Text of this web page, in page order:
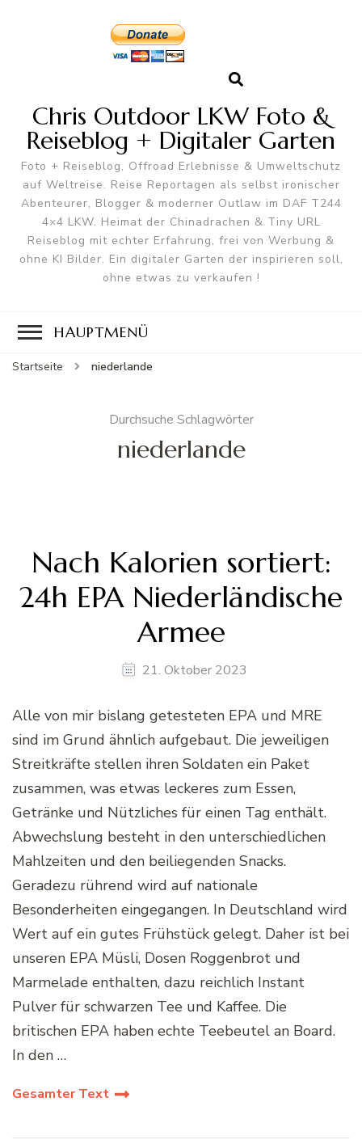
Chris Outdoor LKW Foto &
Reiseblog + Digitaler Garten
Foto + Reiseblog, Offroad Erlebnisse & Umweltschutz
auf Weltreise. Reise Reportagen als selbst ironischer
Abenteurer, Blogger & moderner Outlaw im DAF T244
4×4 LKW. Heimat der Chinadrachen & Tiny URL
Reiseblog mit echter Erfahrung, frei von Werbung &
ohne KI Bilder. Ein digitaler Garten der inspirieren soll,
ohne etwas zu verkaufen !
HAUPTMENÜ
Startseite niederlande
Durchsuche Schlagwörter
niederlande
Nach Kalorien sortiert:
24h EPA Niederländische
Armee
21. Oktober 2023
Alle von mir bislang getesteten EPA und MRE
sind im Grund ähnlich aufgebaut. Die jeweiligen
Streitkräfte stellen ihren Soldaten ein Paket
zusammen, was etwas leckeres zum Essen,
Getränke und Nützliches für einen Tag enthält.
Abwechslung besteht in den unterschiedlichen
Mahlzeiten und den beiliegenden Snacks.
Geradezu rührend wird auf nationale
Besonderheiten eingegangen. In Deutschland wird
Wert auf ein gutes Frühstück gelegt. Daher ist bei
unseren EPA Müsli, Dosen Roggenbrot und
Marmelade enthalten, dazu reichlich Instant
Pulver für schwarzen Tee und Kaffee. Die
britischen EPA haben echte Teebeutel an Board.
In den …
Gesamter Text